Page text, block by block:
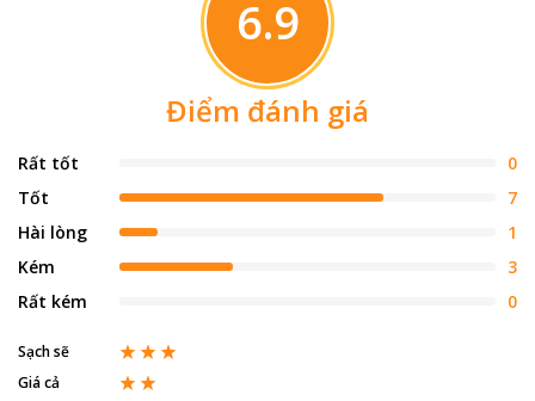
6.9
Điểm đánh giá
Rất tốt
0
Tốt
7
Hài lòng
1
Kém
3
Rất kém
0
Sạch sẽ
Giá cả